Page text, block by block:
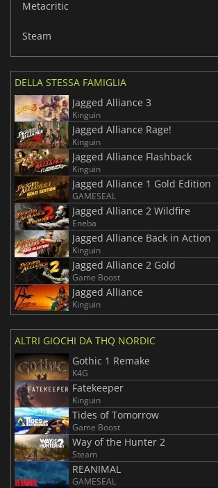
Metacritic
Steam
DELLA STESSA FAMIGLIA
Jagged Alliance 3
Kinguin
Jagged Alliance Rage!
Kinguin
Jagged Alliance Flashback
Kinguin
Jagged Alliance 1 Gold Edition
GAMESEAL
Jagged Alliance 2 Wildfire
Eneba
Jagged Alliance Back in Action
Kinguin
Jagged Alliance 2 Gold
Game Boost
Jagged Alliance
Kinguin
ALTRI GIOCHI DA THQ NORDIC
Gothic 1 Remake
K4G
Fatekeeper
Kinguin
Tides of Tomorrow
Game Boost
Way of the Hunter 2
Steam
REANIMAL
GAMESEAL